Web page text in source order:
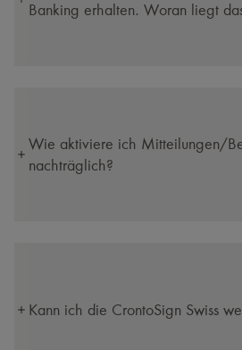
Banking erhalten. Woran liegt
Wie aktiviere ich Mitteilungen/​
nachträglich?
Kann ich die CrontoSign Swiss